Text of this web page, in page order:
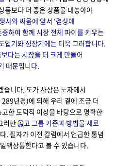
품보다 더 좋은 상품을 내놓아야
사와 싸움에 앞서 ‘겸상애
하여 함께 시장 전체 파이를 키우는
입기와 성장기에는 더욱 그러합니다.
다는 시장을 더 크게 만들어
때문입니다.
습니다. 도가 사상은 노자에서
년경)에 의해 우리 곁에 조금 더
한 도덕적 이상을 바탕으로 명확한
러한옳고 그름 기준과 방법을 새로
. 필자가 이전 칼럼에서 언급한 통념
상통한다고 볼 수 있습니다.